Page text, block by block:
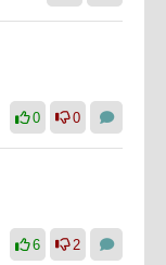
0 0
6 2